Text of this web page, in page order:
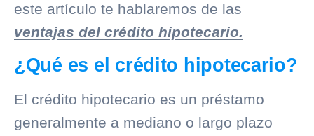
este artículo te hablaremos de las
ventajas del crédito hipotecario.
¿Qué es el crédito hipotecario?
El crédito hipotecario es un préstamo
generalmente a mediano o largo plazo